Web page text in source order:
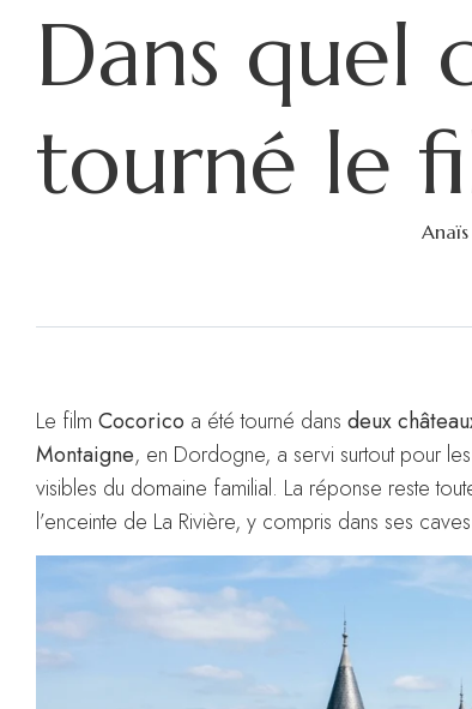
Dans quel
tourné le
Le film Cocorico a été tourné dans deux
Montaigne, en Dordogne, a servi surtout pour
visibles du domaine familial. La réponse reste
l’enceinte de La Rivière, y compris dans ses